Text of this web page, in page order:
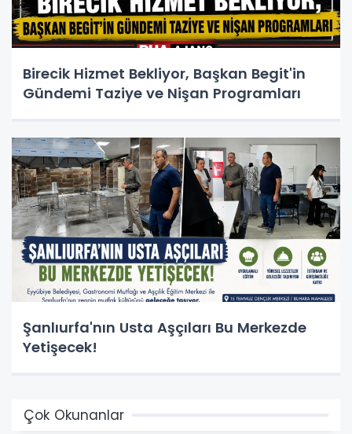
Birecik Hizmet Bekliyor, Başkan Begit'in
Gündemi Taziye ve Nişan Programları
Şanlıurfa'nın Usta Aşçıları Bu Merkezde
Yetişecek!
Çok Okunanlar